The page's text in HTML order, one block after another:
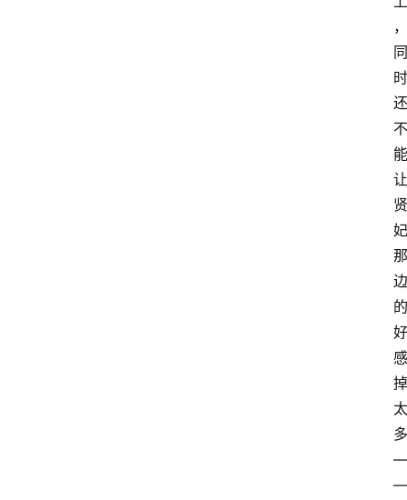
，
同
时
还
不
能
让
贤
妃
那
边
的
好
感
掉
太
多
—
—